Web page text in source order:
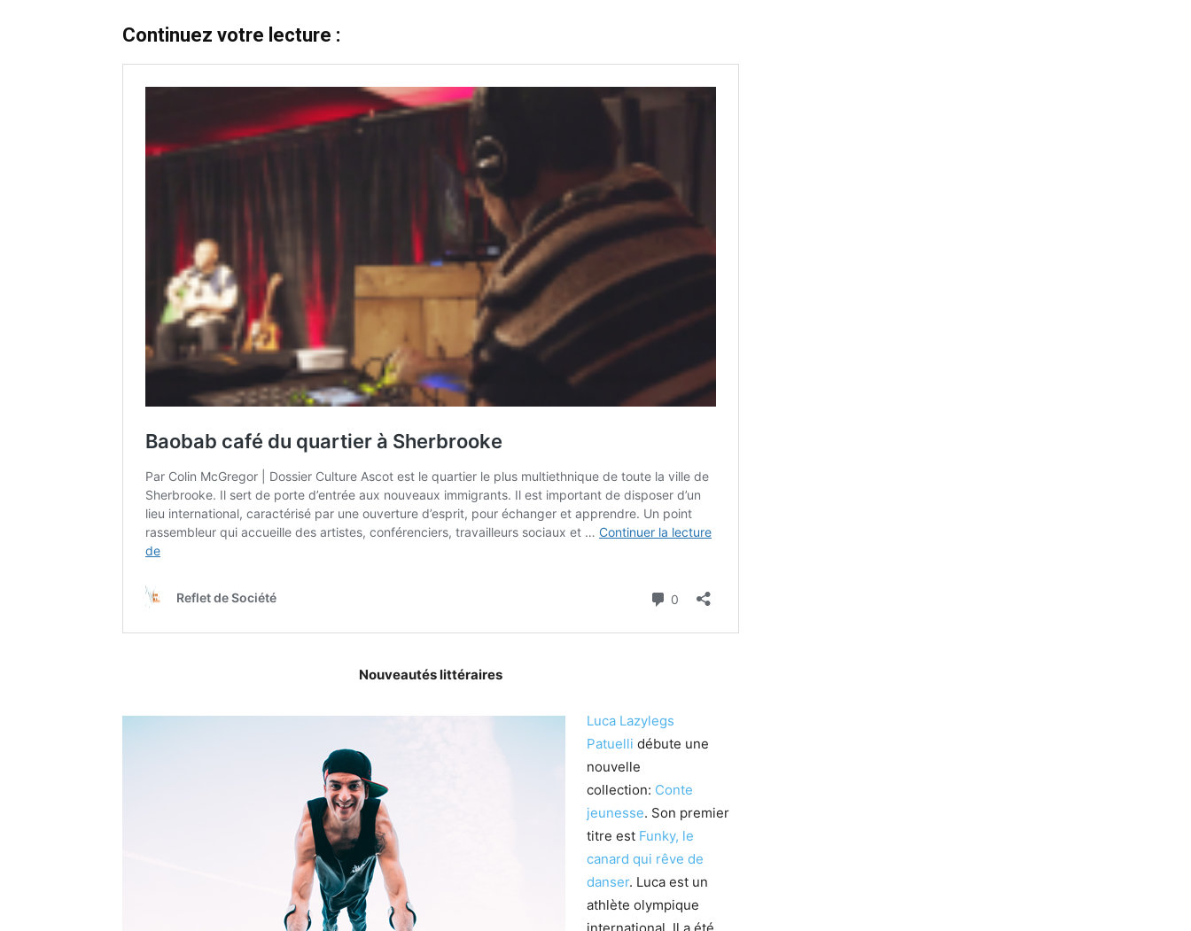
Continuez votre lecture :
Nouveautés littéraires
Luca Lazylegs
Patuelli débute une
nouvelle
collection: Conte
jeunesse. Son premier
titre est Funky, le
canard qui rêve de
danser. Luca est un
athlète olympique
international. Il a été